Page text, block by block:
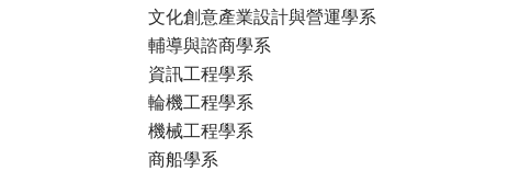
文化創意產業設計與營運學系
輔導與諮商學系
資訊工程學系
輪機工程學系
機械工程學系
商船學系